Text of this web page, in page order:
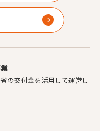
の交付金を活用して運営し